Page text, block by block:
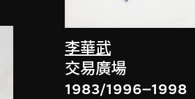
李華武
交易廣場
1983/1996–1998